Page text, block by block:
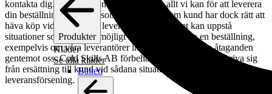
Produkter
Kläder
Se alla kläder
Bälten
kontakta dig. Givetvis kommer vi att göra allt vi kan för att leverera
din beställning så snabbt som möjligt. Du som kund har dock rätt att
häva köp vid omfattande leveransförsening. Det kan uppstå
situationer som gör det omöjligt för oss att fullfölja en beställning,
exempelvis om våra leverantörer inte kan fullfölja sina åtaganden
gentemot oss. Cold Skills AB förbehåller sig rätten att friskriva sig
från ersättning till kund vid sådana situationer eller vid
leveransförsening.